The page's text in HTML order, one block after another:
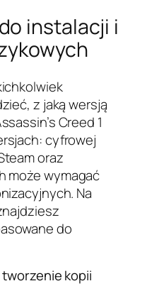
instalacji i
z jaką wersją
Creed 1
cyfrowej
oraz
może wymagać
Na
do
kopii